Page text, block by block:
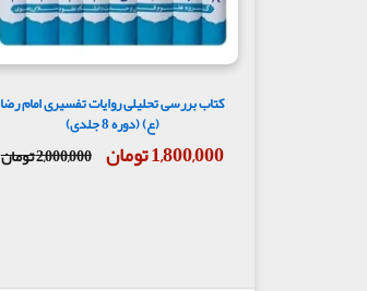
کتاب بررسی تحلیلی روایات تفسیری امام رضا
(ع) (دوره 8 جلدی)
1,800,000 تومان 2,000,000 تومان